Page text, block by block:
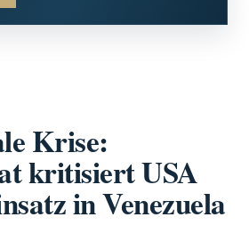
Krise:
kritisiert USA
in Venezuela